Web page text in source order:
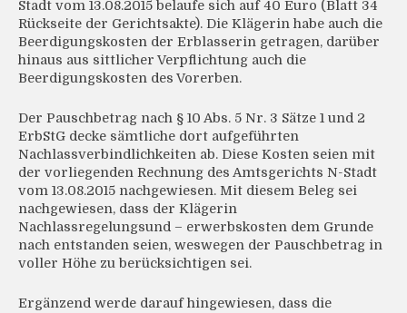
Stadt vom 13.08.2015 belaufe sich auf 40 Euro (Blatt 34
Rückseite der Gerichtsakte). Die Klägerin habe auch die
Beerdigungskosten der Erblasserin getragen, darüber
hinaus aus sittlicher Verpflichtung auch die
Beerdigungskosten des Vorerben.
Der Pauschbetrag nach § 10 Abs. 5 Nr. 3 Sätze 1 und 2
ErbStG decke sämtliche dort aufgeführten
Nachlassverbindlichkeiten ab. Diese Kosten seien mit
der vorliegenden Rechnung des Amtsgerichts N-Stadt
vom 13.08.2015 nachgewiesen. Mit diesem Beleg sei
nachgewiesen, dass der Klägerin
Nachlassregelungsund – erwerbskosten dem Grunde
nach entstanden seien, weswegen der Pauschbetrag in
voller Höhe zu berücksichtigen sei.
Ergänzend werde darauf hingewiesen, dass die